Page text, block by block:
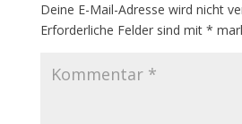
Deine E-Mail-Adresse wird nicht
Erforderliche Felder sind mit *